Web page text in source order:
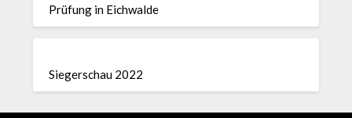
Prüfung in Eichwalde
Siegerschau 2022